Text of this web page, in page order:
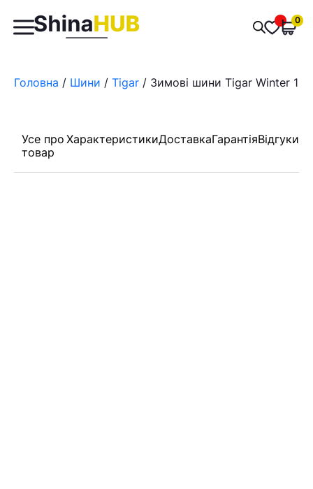
Пошук
товарів
0
Головна / Шини / Tigar / Зимові шини Tigar Winter 1
Усе про
товар
ХарактеристикиДоставкаГарантіяВідгуки